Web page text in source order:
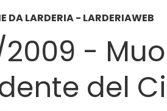
DA LARDERIA - LARDERIAWEB
2009 -
del